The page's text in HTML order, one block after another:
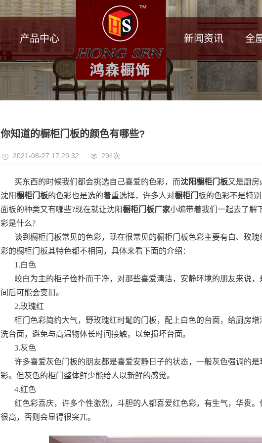
产品中心 新闻资讯 全
你知道的橱柜门板的颜色有哪些?
2021-08-27 17:29:32 294次
买东西的时候我们都会挑选自己喜爱的色彩，而沈阳橱柜门板又是厨房
沈阳橱柜门板的色彩也是选的着重选择，许多人对橱柜门 板的色彩不是特
面板的种类又有哪些?现在就让沈阳橱柜门板厂家小编带着我们一起去了解
彩是什么?
谈到橱柜门板常见的色彩，现在很常见的橱柜门板色彩主要有白、玫
彩的橱柜门板其特色都不相同，具体来看下面的介绍：
1.白色
皎白为主的柜子俭朴而干净，对那些喜爱清洁，安静环境的朋友来说
间后可能会变旧。
2.玫瑰红
柜门色彩简约大气，野玫瑰红时髦的门板，配上白色的台面，给厨房
洗台面，避免与高温物体长时间接触，以免损坏台面。
3.灰色
许多喜爱灰色门板的朋友都是喜爱安静日子的状态，一般灰色强调的
彩。但灰色的柜门整体鲜少能给人以新鲜的感觉。
4.红色
红色彩喜庆，许多个性激烈，斗胆的人都喜爱红色彩，有生气，华贵
很高，否则会显得很突兀。